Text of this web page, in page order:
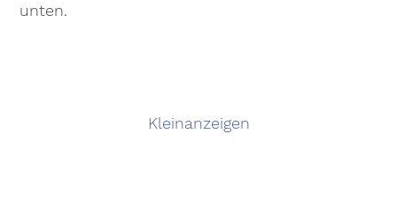
unten.
Kleinanzeigen